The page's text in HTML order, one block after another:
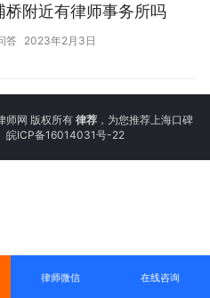
桥附近有律师事务所吗
答 2023年2月3日
网 版权所有 律荐，为您推荐上海口碑
皖ICP备16014031号-22
律师微信 在线咨询